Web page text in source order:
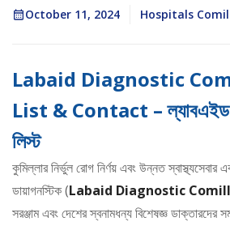
October 11, 2024 Hospitals
Labaid Diagnostic
List & Contact – ল্যাবএইড
লিস্ট
কুমিল্লার নির্ভুল রোগ নির্ণয় এবং উন্নত
ডায়াগনস্টিক (Labaid Diagnostic
সরঞ্জাম এবং দেশের স্বনামধন্য বিশেষজ্ঞ ডাক্তারদের